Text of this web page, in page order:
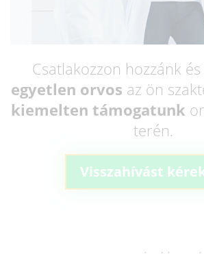
Csatlakozzon hozzánk és
egyetlen orvos az ön
kiemelten támogatunk
terén.
Visszahívást